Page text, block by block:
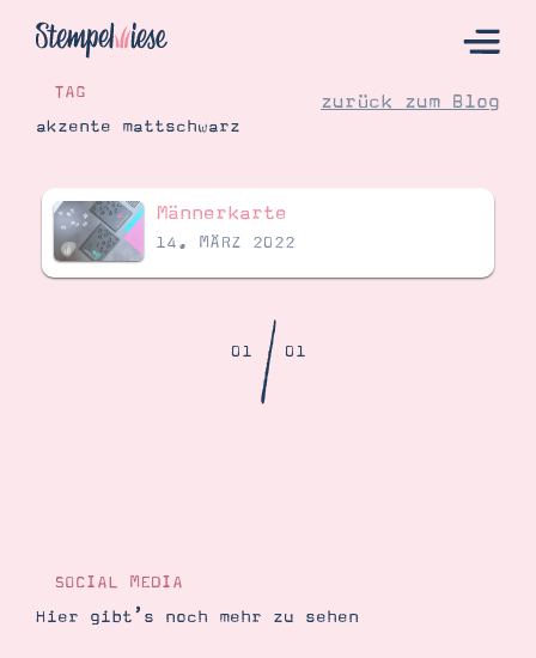
Hier Starten
Katalog
Bestellen
Blog
Gutscheine
Produkte erklärt
TAG
akzente mattschwarz
zurück zum Blog
Männerkarte
14. MÄRZ 2022
01/01
SOCIAL MEDIA
Hier gibt’s noch mehr zu sehen